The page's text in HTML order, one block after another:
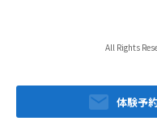
体験予
All Rights